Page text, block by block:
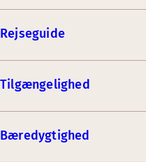
Rejseguide
Tilgængelighed
Bæredygtighed